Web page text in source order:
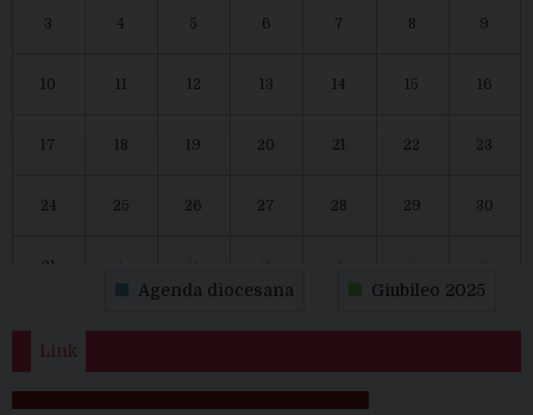
3 4 5 6 7 8 9
10 11 12 13 14 15 16
17 18 19 20 21 22 23
24 25 26 27 28 29 30
31
Agenda diocesana Giubileo 2025
Link